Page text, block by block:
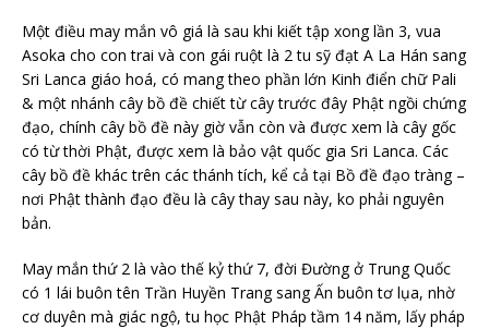
Một điều may mắn vô giá là sau khi kiết tập xong lần 3, vua
Asoka cho con trai và con gái ruột là 2 tu sỹ đạt A La Hán sang
Sri Lanca giáo hoá, có mang theo phần lớn Kinh điển chữ Pali
& một nhánh cây bồ đề chiết từ cây trước đây Phật ngồi chứng
đạo, chính cây bồ đề này giờ vẫn còn và được xem là cây gốc
có từ thời Phật, được xem là bảo vật quốc gia Sri Lanca. Các
cây bồ đề khác trên các thánh tích, kể cả tại Bồ đề đạo tràng –
nơi Phật thành đạo đều là cây thay sau này, ko phải nguyên
bản.
May mắn thứ 2 là vào thế kỷ thứ 7, đời Đường ở Trung Quốc
có 1 lái buôn tên Trần Huyền Trang sang Ấn buôn tơ lụa, nhờ
cơ duyên mà giác ngộ, tu học Phật Pháp tầm 14 năm, lấy pháp